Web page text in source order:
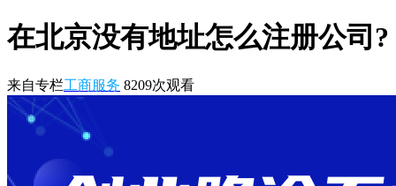
在北京没有地址怎么注册公司?
来自专栏工商服务 8209次观看